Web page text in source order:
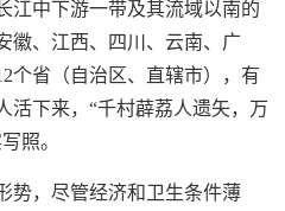
江中下游一带及其流域以南的
徽、江西、四川、云南、广
个省（自治区、直辖市），有
活下来，“千村薜荔人遗矢，万
照。
势，尽管经济和卫生条件薄